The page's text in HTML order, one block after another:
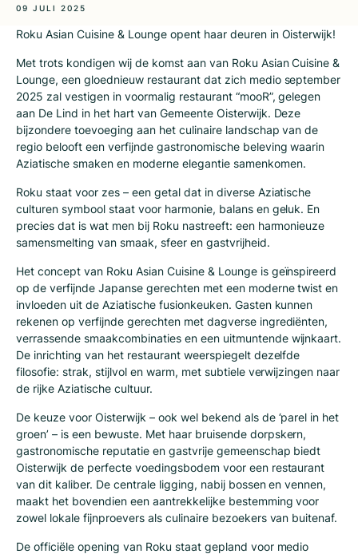
09 JULI 2025
Roku Asian Cuisine & Lounge opent haar deuren in Oisterwijk!
Met trots kondigen wij de komst aan van Roku Asian Cuisine &
Lounge, een gloednieuw restaurant dat zich medio september
2025 zal vestigen in voormalig restaurant “mooR”, gelegen
aan De Lind in het hart van Gemeente Oisterwijk. Deze
bijzondere toevoeging aan het culinaire landschap van de
regio belooft een verfijnde gastronomische beleving waarin
Aziatische smaken en moderne elegantie samenkomen.
Roku staat voor zes – een getal dat in diverse Aziatische
culturen symbool staat voor harmonie, balans en geluk. En
precies dat is wat men bij Roku nastreeft: een harmonieuze
samensmelting van smaak, sfeer en gastvrijheid.
Het concept van Roku Asian Cuisine & Lounge is geïnspireerd
op de verfijnde Japanse gerechten met een moderne twist en
invloeden uit de Aziatische fusionkeuken. Gasten kunnen
rekenen op verfijnde gerechten met dagverse ingrediënten,
verrassende smaakcombinaties en een uitmuntende wijnkaart.
De inrichting van het restaurant weerspiegelt dezelfde
filosofie: strak, stijlvol en warm, met subtiele verwijzingen naar
de rijke Aziatische cultuur.
De keuze voor Oisterwijk – ook wel bekend als de ‘parel in het
groen’ – is een bewuste. Met haar bruisende dorpskern,
gastronomische reputatie en gastvrije gemeenschap biedt
Oisterwijk de perfecte voedingsbodem voor een restaurant
van dit kaliber. De centrale ligging, nabij bossen en vennen,
maakt het bovendien een aantrekkelijke bestemming voor
zowel lokale fijnproevers als culinaire bezoekers van buitenaf.
De officiële opening van Roku staat gepland voor medio